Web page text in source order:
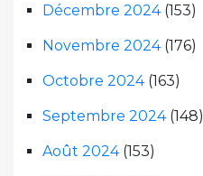
Décembre 2024(153)
Novembre 2024(176)
Octobre 2024(163)
Septembre 2024(148)
Août 2024(153)